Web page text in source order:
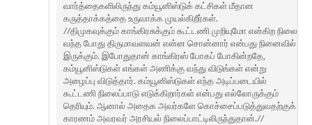
வார்த்தைகளிலிருந்து கம்யூனிஸ்டுக் கட்சிகள் மீதான
கருத்தாக்கத்தை உருவாக்க முயல்கிறீர்கள்.
//திமுகவுக்கும் காங்கிரசுக்கும் கூட்டணி முறியுமோ என்கிற நிலை
வந்த போது திருமாவளவன் என்ன சொன்னார் என்பது நினைவில்
இருக்கும். இபோதுதான் காங்கிரஸ் போகப் போகின்றதே,
கம்யூனிஸ்டுகள் எங்கள் அணிக்கு வந்து விடுங்கள் என்று
அழைப்பு விடுத்தார். கம்யூனிஸ்டுகள் எந்த அடிப்படையில்
கூட்டணி நிலைப்பாடு எடுக்கிறார்கள் என்பது எல்லோருக்கும்
தெரியும். ஆனால் அதைக அவர்களே கொச்சைப்படுத்துவதற்குக்
காரணம் அவரவர் அரசியல் நிலைப்பாட்டிலிருந்துதான்.//